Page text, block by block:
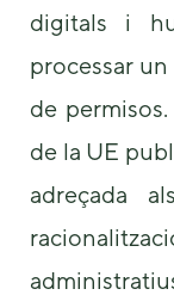
digitals i
processar
de
de la UE
adreçada